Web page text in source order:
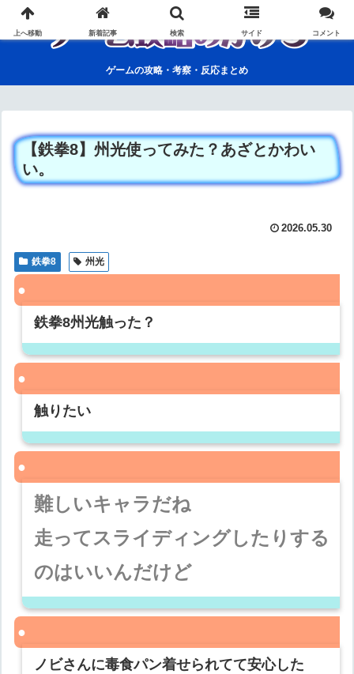
ゲームの攻略・考察・反応まとめ
【鉄拳8】州光使ってみた？あざとかわい
い。
2026.05.30
鉄拳8 州光
鉄拳8州光触った？
触りたい
難しいキャラだね
走ってスライディングしたりする
のはいいんだけど
ノビさんに毒食パン着せられてて安心した
上へ移動 新着記事 検索 サイド コメント